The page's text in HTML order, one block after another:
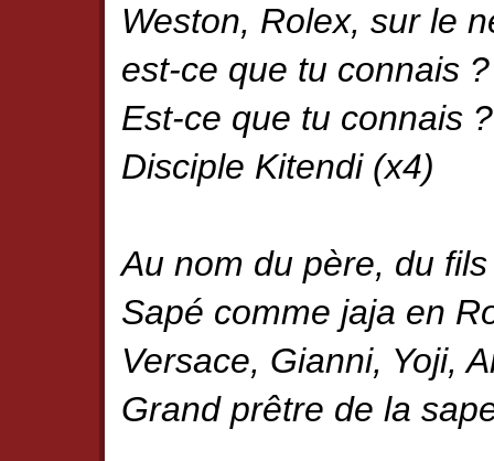
Weston, Rolex, sur le
est-ce que tu connais ?
Est-ce que tu connais
Disciple Kitendi (x4)
Au nom du père, du
Sapé comme jaja en
Versace, Gianni, Yoji,
Grand prêtre de la